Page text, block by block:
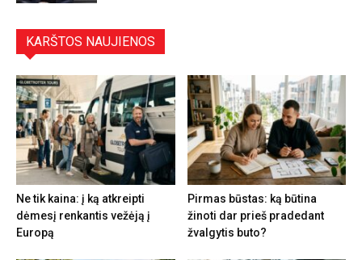
KARŠTOS NAUJIENOS
Ne tik kaina: į ką atkreipti
dėmesį renkantis vežėją į
Europą
Pirmas būstas: ką būtina
žinoti dar prieš pradedant
žvalgytis buto?